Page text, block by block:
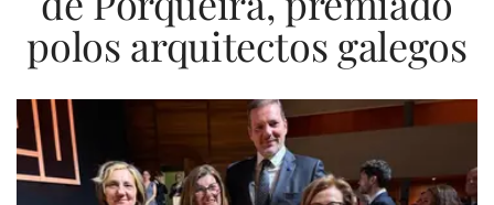
polos arquitectos galegos